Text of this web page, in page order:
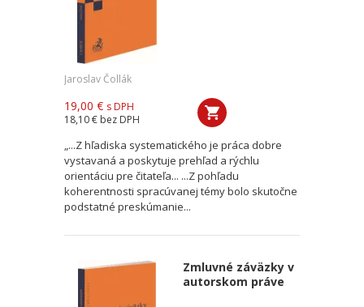
Jaroslav Čollák
19,00 € s DPH
18,10 € bez DPH
„...Z hľadiska systematického je práca dobre
vystavaná a poskytuje prehľad a rýchlu
orientáciu pre čitateľa... ...Z pohľadu
koherentnosti spracúvanej témy bolo skutočne
podstatné preskúmanie...
Zmluvné záväzky v
autorskom práve